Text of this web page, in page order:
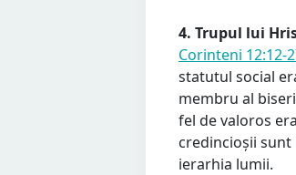
4. Trupul lui
Corinteni 12:12-
statutul social
membru al
fel de valoros
credincioșii
ierarhia lumii.